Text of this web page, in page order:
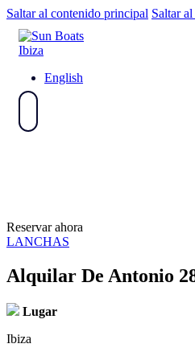
Saltar al contenido principal Saltar
English
Reservar ahora
LANCHAS
Alquilar De Antonio
Lugar
Ibiza